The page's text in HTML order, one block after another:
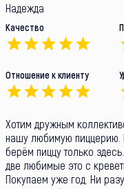
Надежда
Качество
Отношение к клиенту
Хотим дружным
нашу любимую пиццерию.
берëм пиццу только
две любимые это с
Покупаем уже год. Ни